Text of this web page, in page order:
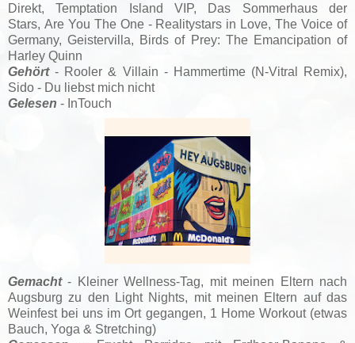
Direkt, Temptation Island VIP, Das Sommerhaus der
Stars, Are You The One - Realitystars in Love, The Voice of
Germany, Geistervilla, Birds of Prey: The Emancipation of
Harley Quinn
Gehört- Rooler & Villain - Hammertime (N-Vitral Remix),
Sido - Du liebst mich nicht
Gelesen - InTouch
Gemacht- Kleiner Wellness-Tag, mit meinen Eltern nach
Augsburg zu den Light Nights, mit meinen Eltern auf das
Weinfest bei uns im Ort gegangen, 1 Home Workout (etwas
Bauch, Yoga & Stretching)